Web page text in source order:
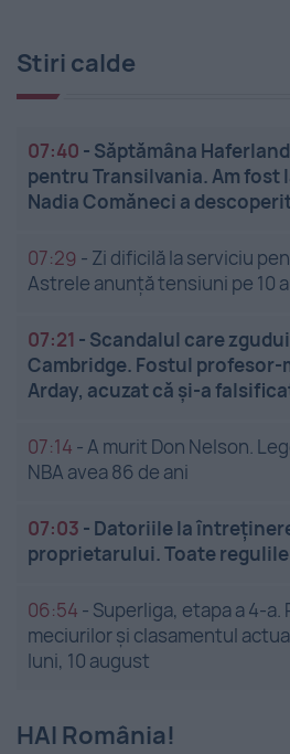
Stiri calde
07:40 - Săptămâna
pentru Transilvania. Am fost
Nadia Comăneci a
07:29 - Zi dificilă la serviciu
Astrele anunță tensiuni pe 10
07:21 - Scandalul care
Cambridge. Fostul profesor-
Arday, acuzat că și-a
07:14 -A murit Don Nelson.
NBA avea 86 de ani
07:03 - Datoriile la
proprietarului. Toate
06:54 - Superliga, etapa a 4-
meciurilor și clasamentul
luni, 10 august
HAI România!